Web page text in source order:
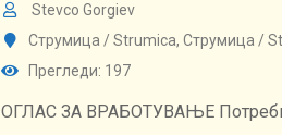
Stevco Gorgiev
Струмица / Strumica, Струмица /
Прегледи: 197
ОГЛАС ЗА ВРАБОТУВАЊЕ